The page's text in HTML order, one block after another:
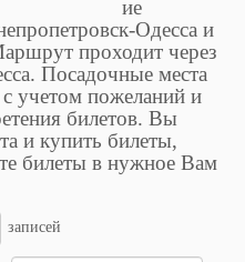
ие
Одесса и
проходит через
Посадочные места
учетом пожеланий и
билетов. Вы
и купить билеты,
билеты в нужное Вам
записей